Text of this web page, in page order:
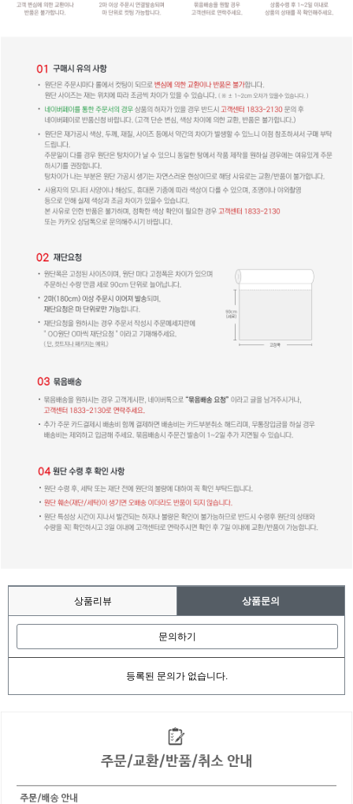
상품리뷰 상품문의
문의하기
등록된 문의가 없습니다.